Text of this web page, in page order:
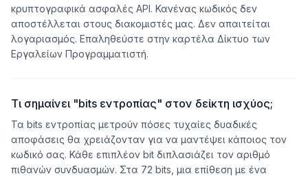
κρυπτογραφικά ασφαλές API. Κανένας κωδικός δεν
αποστέλλεται στους διακομιστές μας. Δεν απαιτείται
λογαριασμός. Επαληθεύστε στην καρτέλα Δίκτυο των
Εργαλείων Προγραμματιστή.
Τι σημαίνει "bits εντροπίας" στον δείκτη ισχύος;
Τα bits εντροπίας μετρούν πόσες τυχαίες δυαδικές
αποφάσεις θα χρειάζονταν για να μαντέψει κάποιος τον
κωδικό σας. Κάθε επιπλέον bit διπλασιάζει τον αριθμό
πιθανών συνδυασμών. Στα 72 bits, μια επίθεση με ένα